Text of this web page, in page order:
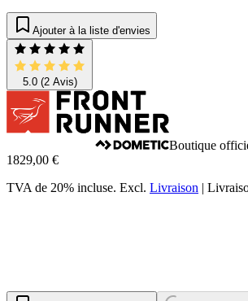
Ajouter à la liste d'envies
5.0(2 Avis)
Boutique
1829,00 €
TVA de 20% incluse. Excl. Livraison |